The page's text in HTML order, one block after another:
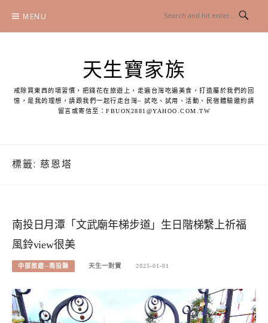
content
MENU
天生寶家族
戒除買東西的壞習慣，把錢花在旅遊上，走遍台灣吃遍美食，打造屬於我們的回
憶，是我的理想，請跟我們一起行走台灣~ 試吃、試用、活動、民宿體驗邀約請
留言或寄信至：FBUON2881@YAHOO.COM.TW
標籤: 慈恩塔
南投日月潭「文武廟年梯步道」生日階梯繫上祈福
風鈴view很美
中部旅遊--南投縣 天生一對寶 2025-01-01